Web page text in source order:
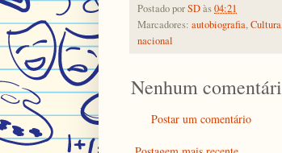
Postado porSDàs04:21
Marcadores: autobiografia,Cultura
nacional
Nenhum
Postar um comentário